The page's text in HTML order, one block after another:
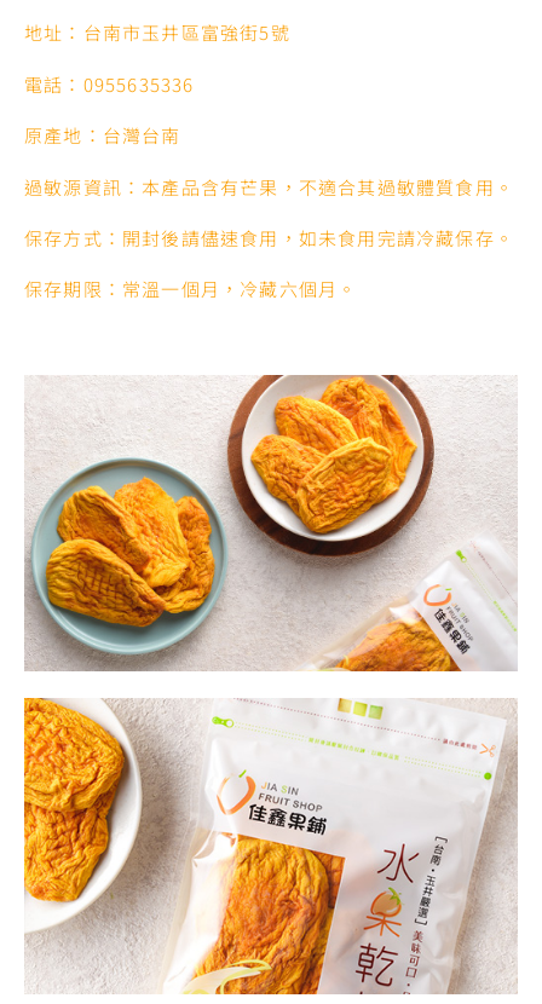
地址：台南市玉井區富強街5號
電話：0955635336
原產地：台灣台南
過敏源資訊：本產品含有芒果，不適合其過敏體質食用。
保存方式：開封後請儘速食用，如未食用完請冷藏保存。
保存期限：常溫一個月，冷藏六個月。